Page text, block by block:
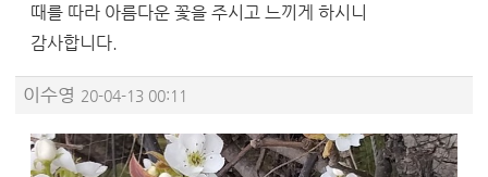
때를 따라 아름다운 꽃을 주시고 느끼게 하시니
감사합니다.
이수영 20-04-13 00:11